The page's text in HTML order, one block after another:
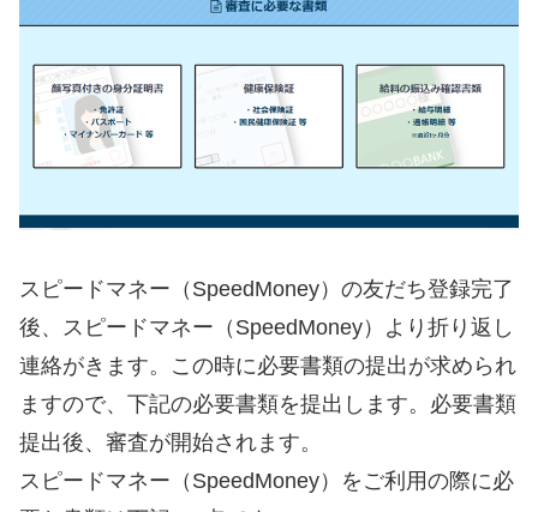
スピードマネー（SpeedMoney）の友だち登録完了
後、スピードマネー（SpeedMoney）より折り返し
連絡がきます。この時に必要書類の提出が求められ
ますので、下記の必要書類を提出します。必要書類
提出後、審査が開始されます。
スピードマネー（SpeedMoney）をご利用の際に必